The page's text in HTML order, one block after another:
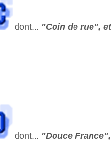
dont... "Coin de rue",
dont... "Douce